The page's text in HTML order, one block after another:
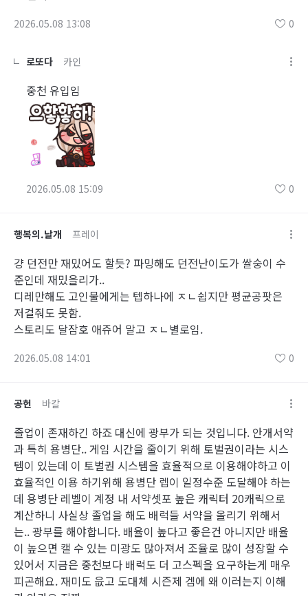
2026.05.08 13:08 0
로또다 카인
중천 유입임
2026.05.08 15:09 0
행복의.날개 프레이
걍 던전만 재밌어도 할듯? 파밍해도 던전난이도가 쌀숭이 수
준인데 재밌을리가..
디레만해도 고인물에게는 텝하나에 ㅈㄴ쉽지만 평균공팟은
저걸줘도 못함.
스토리도 달잠호 애쥬어 말고 ㅈㄴ별로임.
2026.05.08 14:01 0
공헌 바칼
졸업이 존재하긴 하죠 대신에 광부가 되는 것입니다. 안개서약
과 특히 용병단.. 게임 시간을 줄이기 위해 토벌권이라는 시스
템이 있는데 이 토벌권 시스템을 효율적으로 이용해야하고 이
효율적인 이용 하기위해 용병단 렙이 일정수준 도달해야 하는
데 용병단 레벨이 계정 내 서약셋포 높은 캐릭터 20캐릭으로
계산하니 사실상 졸업을 해도 배럭들 서약을 올리기 위해서
는.. 광부를 해야합니다. 배율이 높다고 좋은건 아니지만 배율
이 높으면 캘 수 있는 미광도 많아져서 조율로 많이 성장할 수
있어서 지금은 중천보다 배럭도 더 고스펙을 요구하는게 매우
피곤해요. 재미도 읎고 도대체 시즌제 겜에 왜 이러는지 이해